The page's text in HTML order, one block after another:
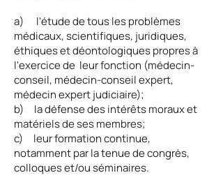
a) l'étude de tous les problèmes
médicaux, scientifiques, juridiques,
éthiques et déontologiques propres à
l'exercice de leur fonction (médecin-
conseil, médecin-conseil expert,
médecin expert judiciaire);
b) la défense des intérêts moraux et
matériels de ses membres;
c) leur formation continue,
notamment par la tenue de congrès,
colloques et/ou séminaires.